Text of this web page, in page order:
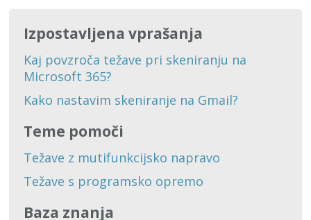
Izpostavljena vprašanja
Kaj povzroča težave pri skeniranju na
Microsoft 365?
Kako nastavim skeniranje na Gmail?
Teme pomoči
Težave z mutifunkcijsko napravo
Težave s programsko opremo
Baza znanja